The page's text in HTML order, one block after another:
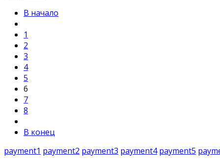
В начало
1
2
3
4
5
6
7
8
В конец
payment1 payment2 payment3 payment4 payment5